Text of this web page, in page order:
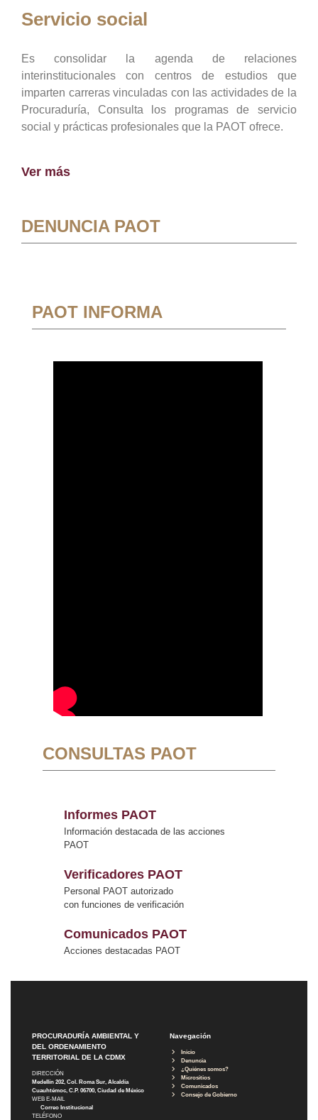
Servicio social
Es consolidar la agenda de relaciones
interinstitucionales con centros de estudios que
imparten carreras vinculadas con las actividades de la
Procuraduría, Consulta los programas de servicio
social y prácticas profesionales que la PAOT ofrece.
Ver más
DENUNCIA PAOT
PAOT INFORMA
CONSULTAS PAOT
Informes PAOT
Información destacada de las acciones
PAOT
Verificadores PAOT
Personal PAOT autorizado
con funciones de verificación
Comunicados PAOT
Acciones destacadas PAOT
PROCURADURÍA AMBIENTAL Y
DEL ORDENAMIENTO
TERRITORIAL DE LA CDMX
DIRECCIÓN
Medellín 202, Col. Roma Sur, Alcaldía
Cuauhtémoc, C.P. 06700, Ciudad de México
WEB E-MAIL
Correo Institucional
TELÉFONO
Navegación
Inicio
Denuncia
¿Quiénes somos?
Micrositios
Comunicados
Consejo de Gobierno